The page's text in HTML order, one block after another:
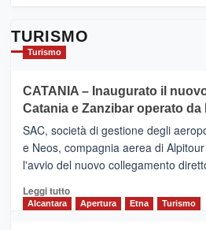
TURISMO
Turismo
CATANIA – Inaugurato il
Catania e Zanzibar operato da
SAC, società di gestione degli
e Neos, compagnia aerea di
l'avvio del nuovo collegamento
Leggi tuttoLeggi
Alcantara Apertura Etna Turismo